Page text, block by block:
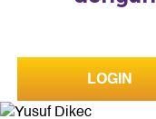
LOGIN